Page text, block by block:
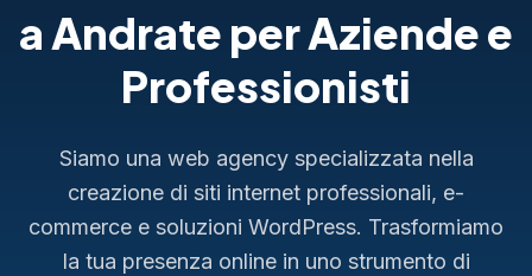
a Andrate per Aziende e
Professionisti
Siamo una web agency specializzata nella
creazione di siti internet professionali, e-
commerce e soluzioni WordPress. Trasformiamo
la tua presenza online in uno strumento di